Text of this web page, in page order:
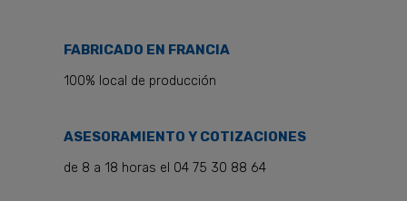
FABRICADO EN FRANCIA
100% local de producción
ASESORAMIENTO Y COTIZACIONES
de 8 a 18 horas el 04 75 30 88 64